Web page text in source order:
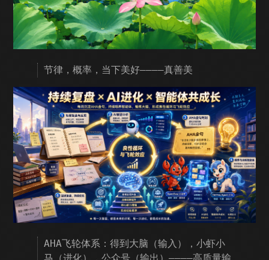
节律，概率，当下美好————真善美
AHA飞轮体系：得到大脑（输入），小虾小
马（进化），公众号（输出）————高质量输